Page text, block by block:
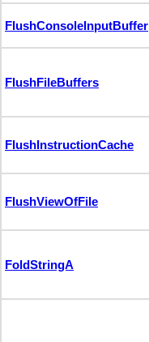
FlushConsoleInputBuffer
FlushFileBuffers
FlushInstructionCache
FlushViewOfFile
FoldStringA